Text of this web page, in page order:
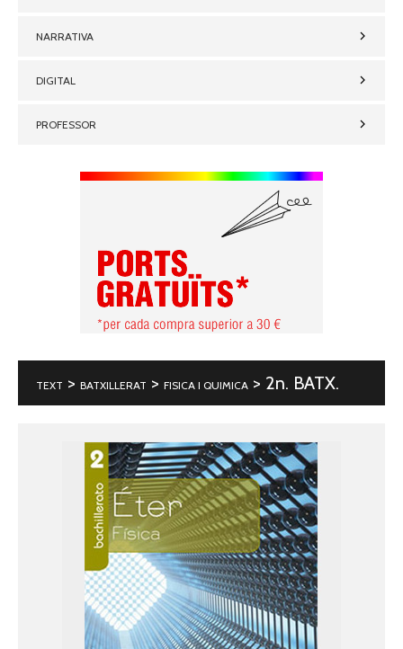
NARRATIVA
DIGITAL
PROFESSOR
TEXT > BATXILLERAT > FISICA I QUIMICA > 2n. BATX.